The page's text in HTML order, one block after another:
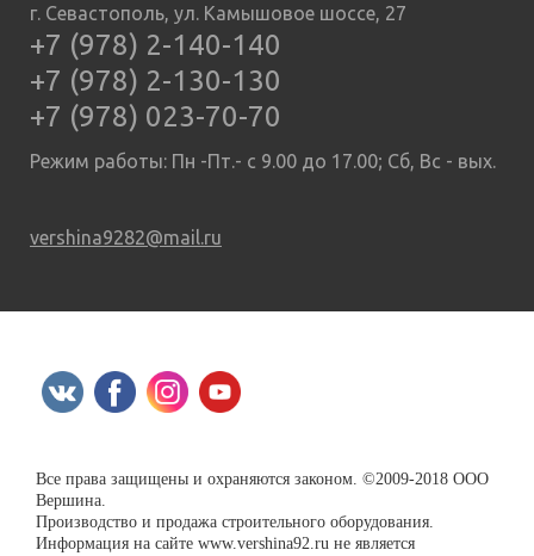
г. Севастополь, ул. Камышовое шоссе, 27
+7 (978) 2-140-140
+7 (978) 2-130-130
+7 (978) 023-70-70
Режим работы: Пн -Пт.- с 9.00 до 17.00; Сб, Вс - вых.
vershina9282@mail.ru
Все права защищены и охраняются законом. ©2009-2018 ООО
Вершина.
Производство и продажа строительного оборудования.
Информация на сайте www.vershina92.ru не является